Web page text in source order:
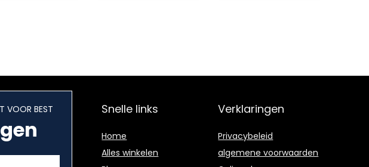
VOOR BEST Snelle links
Home
Alles winkelen
Verklaringen
Privacybeleid
algemene voorwaarden